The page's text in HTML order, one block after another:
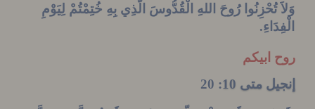
رُوحَ اللهِ الْقُدُّوسَ الَّذِي بِهِ خُتِمْتُمْ لِيَوْمِ
ابيكم
متى 10
: 20